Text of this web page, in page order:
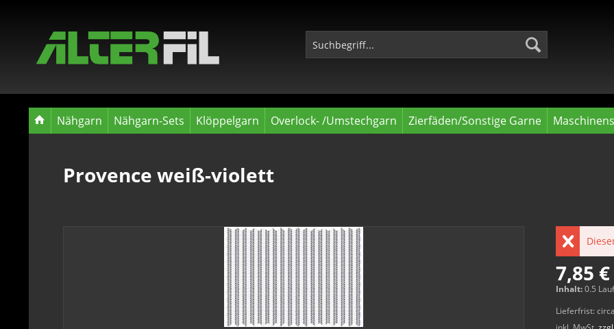
Nähgarn Nähgarn-Sets Klöppelgarn Overlock- /Umstechgarn Zierfäden/Sonstige Garne
Provence weiß-violett
7,85
Inhalt:0.5
Lieferfrist: